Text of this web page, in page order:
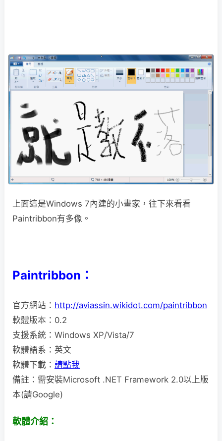
上面這是Windows 7內建的小畫家，往下來看看
Paintribbon有多像。
Paintribbon：
官方網站： http://aviassin.wikidot.com/paintribbon
軟體版本：0.2
支援系統：Windows XP/Vista/7
軟體語系：英文
軟體下載： 請點我
備註：需安裝Microsoft .NET Framework 2.0以上版
本(請Google)
軟體介紹：